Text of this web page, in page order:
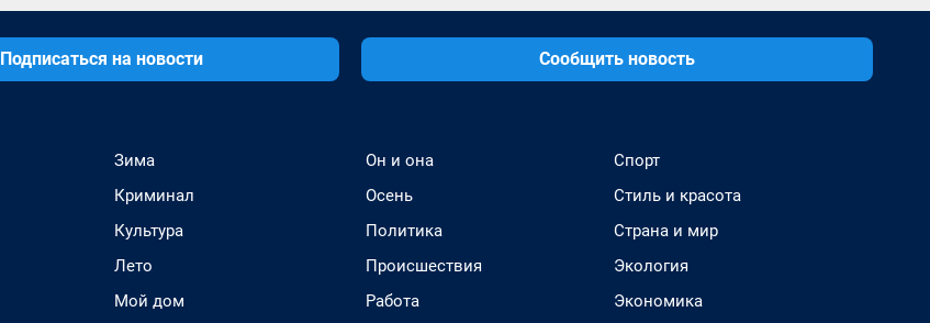
Подписаться на новости Сообщить новость
Зима
Криминал
Культура
Лето
Мой дом
Он и она
Осень
Политика
Происшествия
Работа
Спорт
Стиль и красота
Страна и мир
Экология
Экономика